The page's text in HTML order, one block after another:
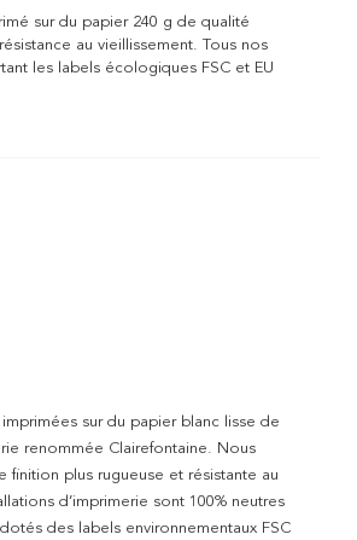
sur du papier 240 g de qualité
au vieillissement. Tous nos
les labels écologiques FSC et EU
sur du papier blanc lisse de
renommée Clairefontaine. Nous
finition plus rugueuse et résistante au
d’imprimerie sont 100% neutres
des labels environnementaux FSC